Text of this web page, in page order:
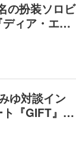
の扮装ソロビ
ィア・エ…
ゆ対談イン
ト『GIFT』…